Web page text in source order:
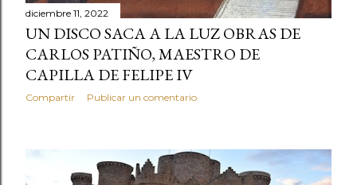
diciembre 11, 2022
UN DISCO SACA A LA LUZ OBRAS DE
CARLOS PATIÑO, MAESTRO DE
CAPILLA DE FELIPE IV
Compartir Publicar un comentario